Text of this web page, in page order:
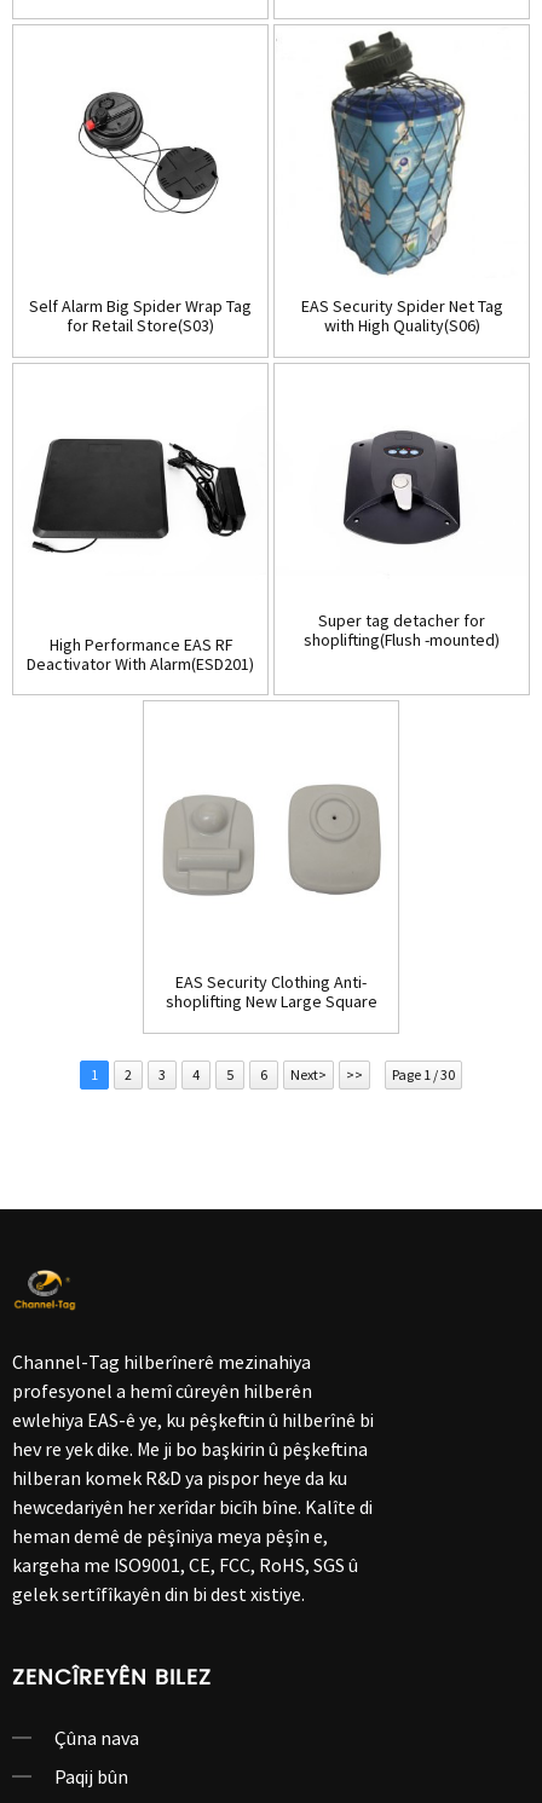
Self Alarm Big Spider Wrap Tag
for Retail Store(S03)
EAS Security Spider Net Tag
with High Quality(S06)
High Performance EAS RF
Deactivator With Alarm(ESD201)
Super tag detacher for
shoplifting(Flush -mounted)
EAS Security Clothing Anti-
shoplifting New Large Square
1 2 3 4 5 6 Next> >> Page 1 / 30
Channel-Tag hilberînerê mezinahiya
profesyonel a hemî cûreyên hilberên
ewlehiya EAS-ê ye, ku pêşkeftin û hilberînê bi
hev re yek dike. Me ji bo başkirin û pêşkeftina
hilberan komek R&D ya pispor heye da ku
hewcedariyên her xerîdar bicîh bîne. Kalîte di
heman demê de pêşîniya meya pêşîn e,
kargeha me ISO9001, CE, FCC, RoHS, SGS û
gelek sertîfîkayên din bi dest xistiye.
ZENCÎREYÊN BILEZ
Çûna nava
Paqij bûn